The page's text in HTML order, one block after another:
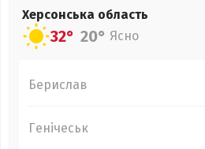
Херсонська область
32° 20° Ясно
Берислав
Генічеськ